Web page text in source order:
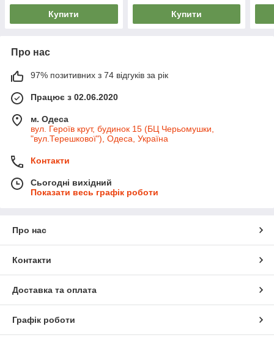
Купити Купити
Про нас
97% позитивних з 74 відгуків за рік
Працює з 02.06.2020
м. Одеса
вул. Героїв крут, будинок 15 (БЦ Черьомушки,
"вул.Терешкової"), Одеса, Україна
Контакти
Сьогодні вихідний
Показати весь графік роботи
Про нас
Контакти
Доставка та оплата
Графік роботи